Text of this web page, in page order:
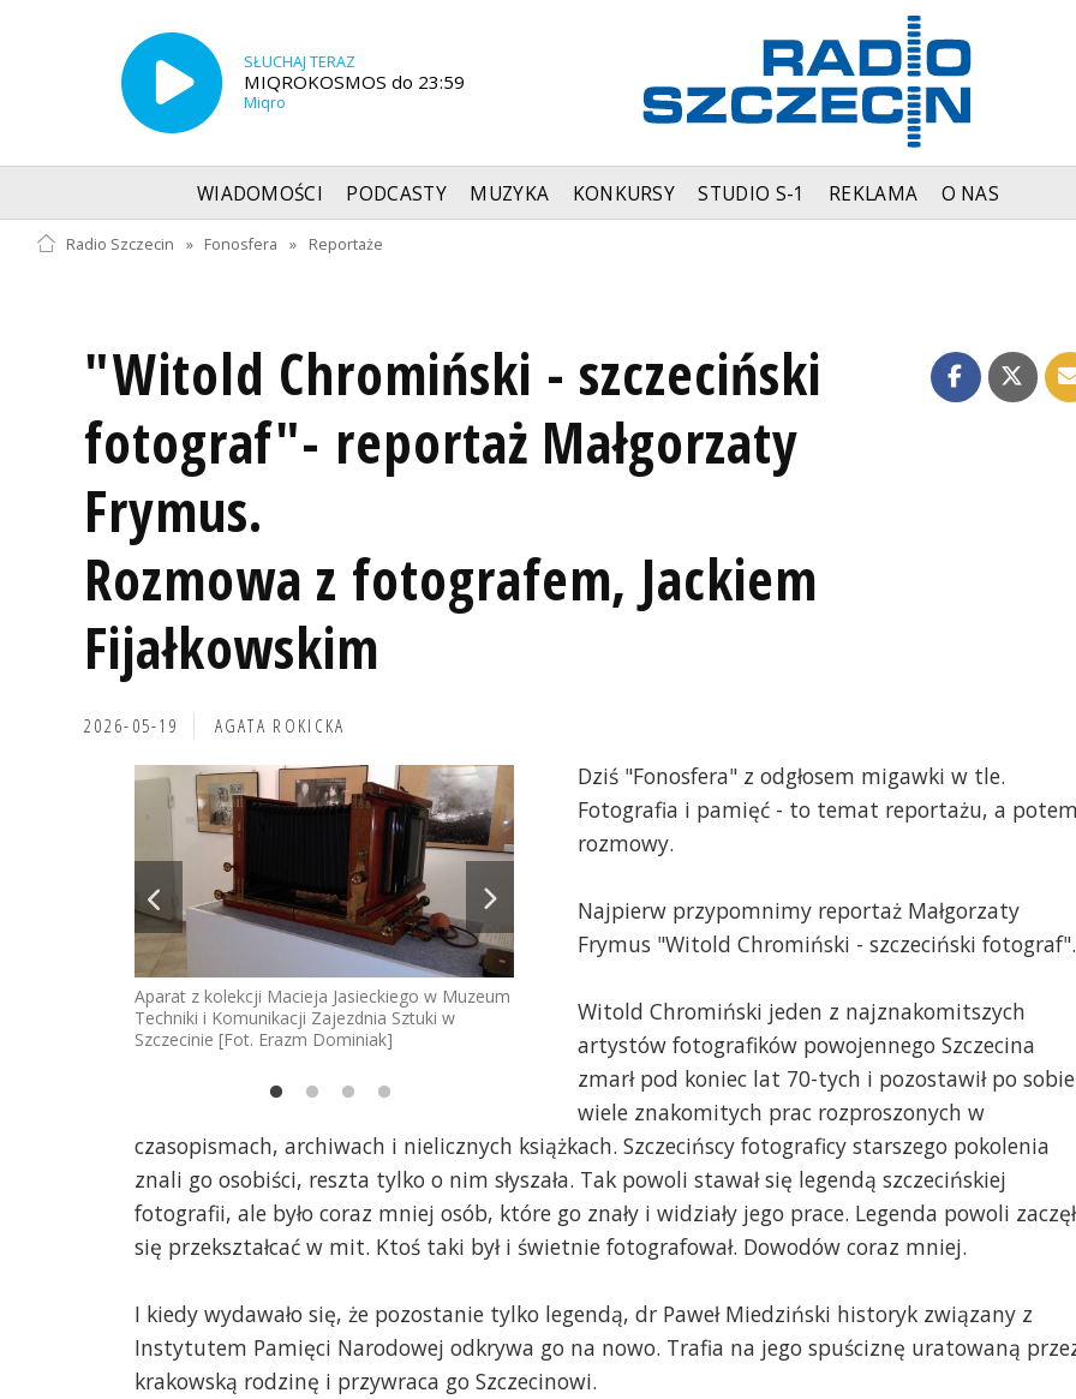
SŁUCHAJ TERAZ
MIQROKOSMOS do 23:59
Miqro
WIADOMOŚCI PODCASTY MUZYKA KONKURSY STUDIO S-1 REKLAMA O NAS
Radio Szczecin » Fonosfera » Reportaże
"Witold Chromiński - szczeciński
fotograf"- reportaż Małgorzaty
Frymus.
Rozmowa z fotografem, Jackiem
Fijałkowskim
2026-05-19 AGATA ROKICKA
Aparat z kolekcji Macieja Jasieckiego w Muzeum
Techniki i Komunikacji Zajezdnia Sztuki w
Szczecinie [Fot. Erazm Dominiak]
Irena Brodzińska w "Cnotliwej Zuzannie". Fot.
Fot. Witold Chromiński [ze strony
opera.szczecin.pl]
Doświadczalny
Ze zbiorów A.
Chromiński
Dziś "Fonosfera" z odgłosem migawki w tle.
Fotografia i pamięć - to temat reportażu, a potem
rozmowy.
Najpierw przypomnimy reportaż Małgorzaty
Frymus "Witold Chromiński - szczeciński fotograf".
Witold Chromiński jeden z najznakomitszych
artystów fotografików powojennego Szczecina
zmarł pod koniec lat 70-tych i pozostawił po sobie
wiele znakomitych prac rozproszonych w
czasopismach, archiwach i nielicznych książkach. Szczecińscy fotograficy starszego pokolenia
znali go osobiści, reszta tylko o nim słyszała. Tak powoli stawał się legendą szczecińskiej
fotografii, ale było coraz mniej osób, które go znały i widziały jego prace. Legenda powoli
się przekształcać w mit. Ktoś taki był i świetnie fotografował. Dowodów coraz mniej.
I kiedy wydawało się, że pozostanie tylko legendą, dr Paweł Miedziński historyk związany z
Instytutem Pamięci Narodowej odkrywa go na nowo. Trafia na jego spuściznę uratowaną
krakowską rodzinę i przywraca go Szczecinowi.